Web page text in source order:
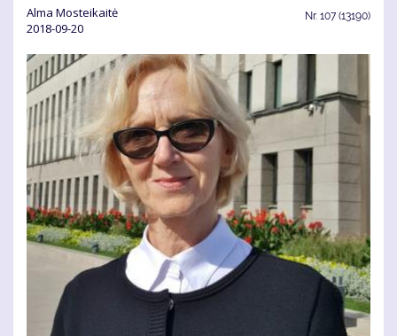
Al­ma Mos­tei­kai­tė
2018-09-20
Nr. 107 (13190)